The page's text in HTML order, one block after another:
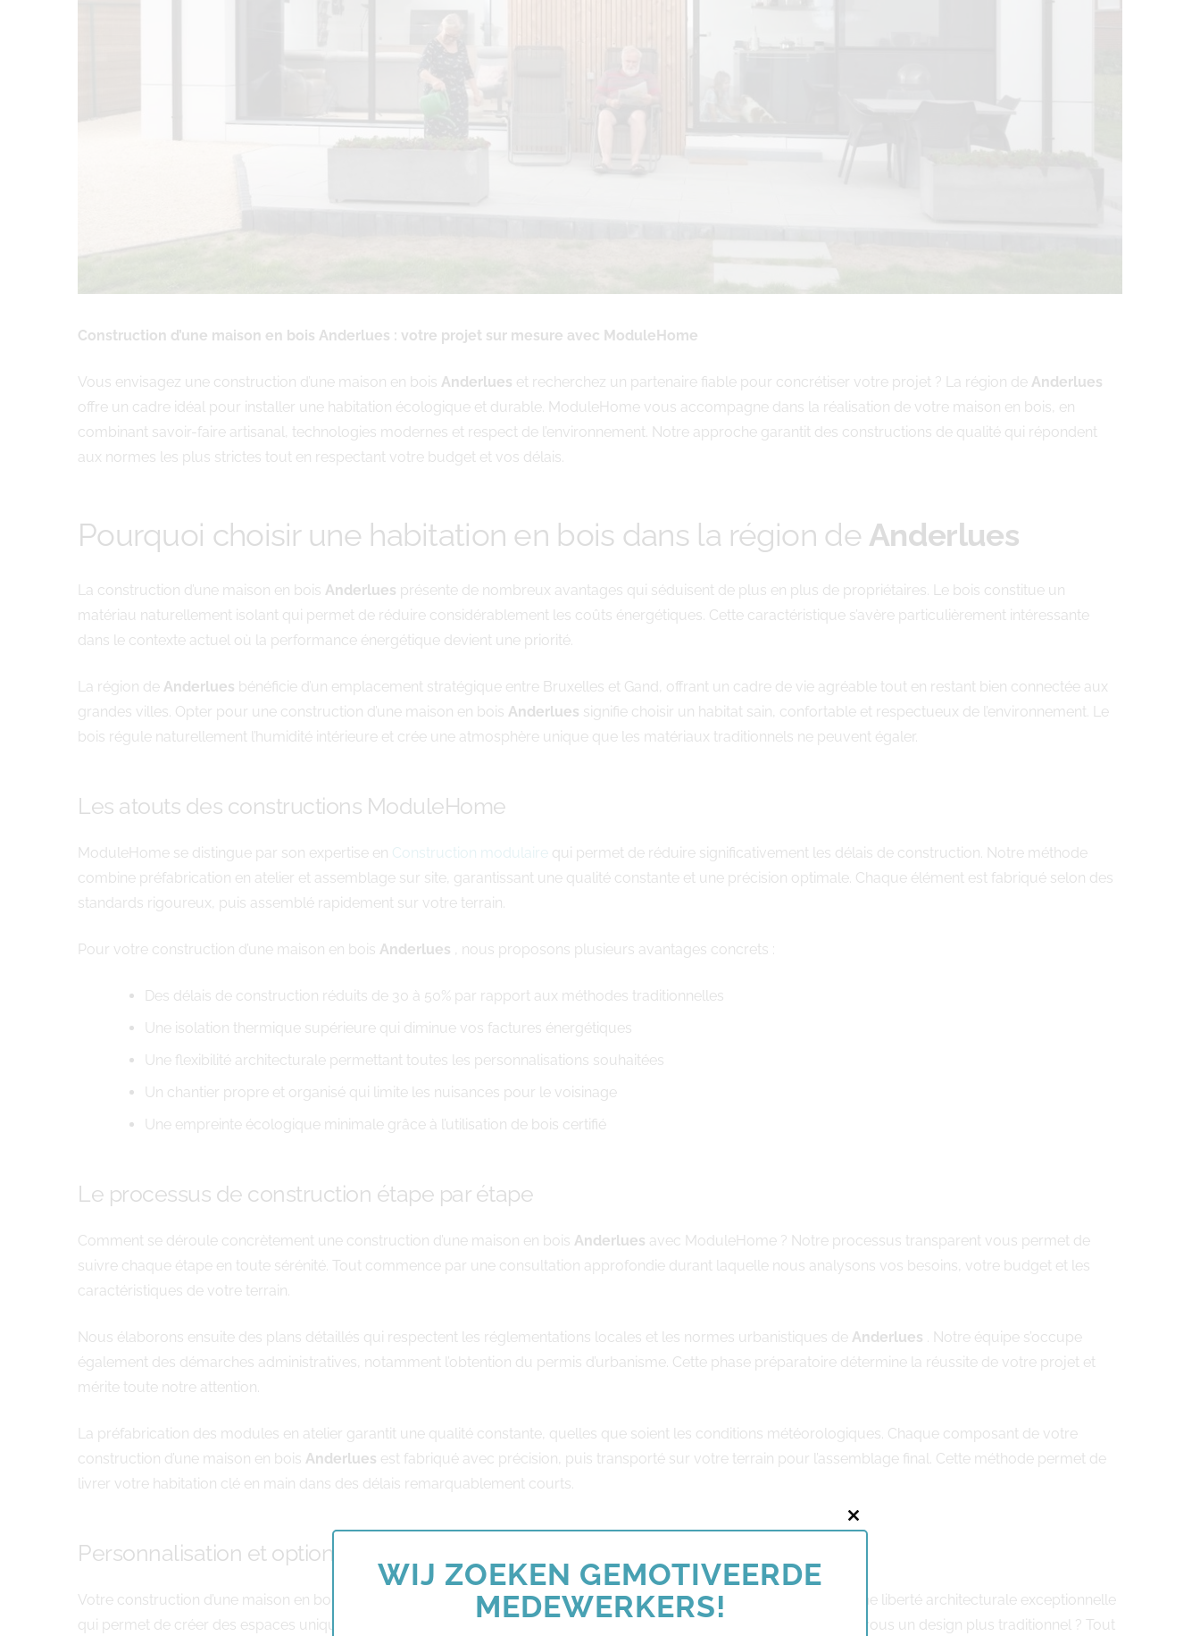
Construction d’une maison en bois Anderlues : votre projet sur mesure avec ModuleHome
Vous envisagez une construction d’une maison en bois Anderlues et recherchez un partenaire fiable pour concrétiser votre projet ? La région de Anderlues
offre un cadre idéal pour installer une habitation écologique et durable. ModuleHome vous accompagne dans la réalisation de votre maison en bois, en
combinant savoir-faire artisanal, technologies modernes et respect de l’environnement. Notre approche garantit des constructions de qualité qui répondent
aux normes les plus strictes tout en respectant votre budget et vos délais.
Pourquoi choisir une habitation en bois dans la région de Anderlues
La construction d’une maison en bois Anderlues présente de nombreux avantages qui séduisent de plus en plus de propriétaires. Le bois constitue un
matériau naturellement isolant qui permet de réduire considérablement les coûts énergétiques. Cette caractéristique s’avère particulièrement intéressante
dans le contexte actuel où la performance énergétique devient une priorité.
La région de Anderlues bénéficie d’un emplacement stratégique entre Bruxelles et Gand, offrant un cadre de vie agréable tout en restant bien connectée aux
grandes villes. Opter pour une construction d’une maison en bois Anderlues signifie choisir un habitat sain, confortable et respectueux de l’environnement. Le
bois régule naturellement l’humidité intérieure et crée une atmosphère unique que les matériaux traditionnels ne peuvent égaler.
Les atouts des constructions ModuleHome
ModuleHome se distingue par son expertise en Construction modulaire qui permet de réduire significativement les délais de construction. Notre méthode
combine préfabrication en atelier et assemblage sur site, garantissant une qualité constante et une précision optimale. Chaque élément est fabriqué selon des
standards rigoureux, puis assemblé rapidement sur votre terrain.
Pour votre construction d’une maison en bois Anderlues , nous proposons plusieurs avantages concrets :
Des délais de construction réduits de 30 à 50% par rapport aux méthodes traditionnelles
Une isolation thermique supérieure qui diminue vos factures énergétiques
Une flexibilité architecturale permettant toutes les personnalisations souhaitées
Un chantier propre et organisé qui limite les nuisances pour le voisinage
Une empreinte écologique minimale grâce à l’utilisation de bois certifié
Le processus de construction étape par étape
Comment se déroule concrètement une construction d’une maison en bois Anderlues avec ModuleHome ? Notre processus transparent vous permet de
suivre chaque étape en toute sérénité. Tout commence par une consultation approfondie durant laquelle nous analysons vos besoins, votre budget et les
caractéristiques de votre terrain.
Nous élaborons ensuite des plans détaillés qui respectent les réglementations locales et les normes urbanistiques de Anderlues . Notre équipe s’occupe
également des démarches administratives, notamment l’obtention du permis d’urbanisme. Cette phase préparatoire détermine la réussite de votre projet et
mérite toute notre attention.
La préfabrication des modules en atelier garantit une qualité constante, quelles que soient les conditions météorologiques. Chaque composant de votre
construction d’une maison en bois Anderlues est fabriqué avec précision, puis transporté sur votre terrain pour l’assemblage final. Cette méthode permet de
livrer votre habitation clé en main dans des délais remarquablement courts.
Personnalisation et options architecturales
Votre construction d’une maison en bois
reflète votre personnalité et votre style de vie. ModuleHome offre une liberté architecturale exceptionnelle
qui permet de créer des espaces uniques. Souhaitez-vous une maison contemporaine aux lignes épurées ou préférez-vous un design plus traditionnel ? Tout
Close
WIJ ZOEKEN GEMOTIVEERDE
MEDEWERKERS!